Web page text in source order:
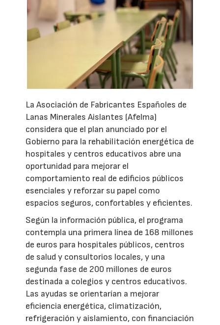
La Asociación de Fabricantes Españoles de
Lanas Minerales Aislantes (Afelma)
considera que el plan anunciado por el
Gobierno para la rehabilitación energética de
hospitales y centros educativos abre una
oportunidad para mejorar el
comportamiento real de edificios públicos
esenciales y reforzar su papel como
espacios seguros, confortables y eficientes.
Según la información pública, el programa
contempla una primera línea de 168 millones
de euros para hospitales públicos, centros
de salud y consultorios locales, y una
segunda fase de 200 millones de euros
destinada a colegios y centros educativos.
Las ayudas se orientarían a mejorar
eficiencia energética, climatización,
refrigeración y aislamiento, con financiación